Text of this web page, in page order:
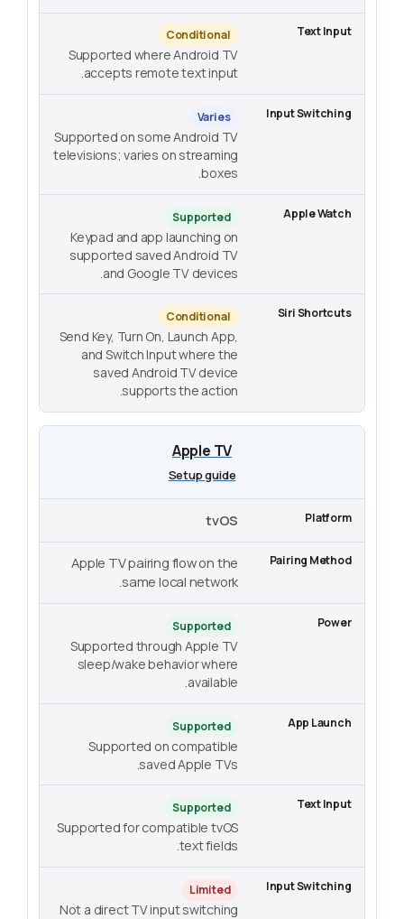
Conditional
Supported where Android TV
accepts remote text input.
Varies
Supported on some Android TV
televisions; varies on streaming
boxes.
Supported
Keypad and app launching on
supported saved Android TV
and Google TV devices.
Conditional
Send Key, Turn On, Launch App,
and Switch Input where the
saved Android TV device
supports the action.
Apple TV
Setup guide
tvOS
Apple TV pairing flow on the
same local network.
Supported
Supported through Apple TV
sleep/wake behavior where
available.
Supported
Supported on compatible
saved Apple TVs.
Supported
Supported for compatible tvOS
text fields.
Limited
Not a direct TV input switching